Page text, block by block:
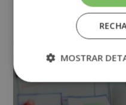
MOSTRAR